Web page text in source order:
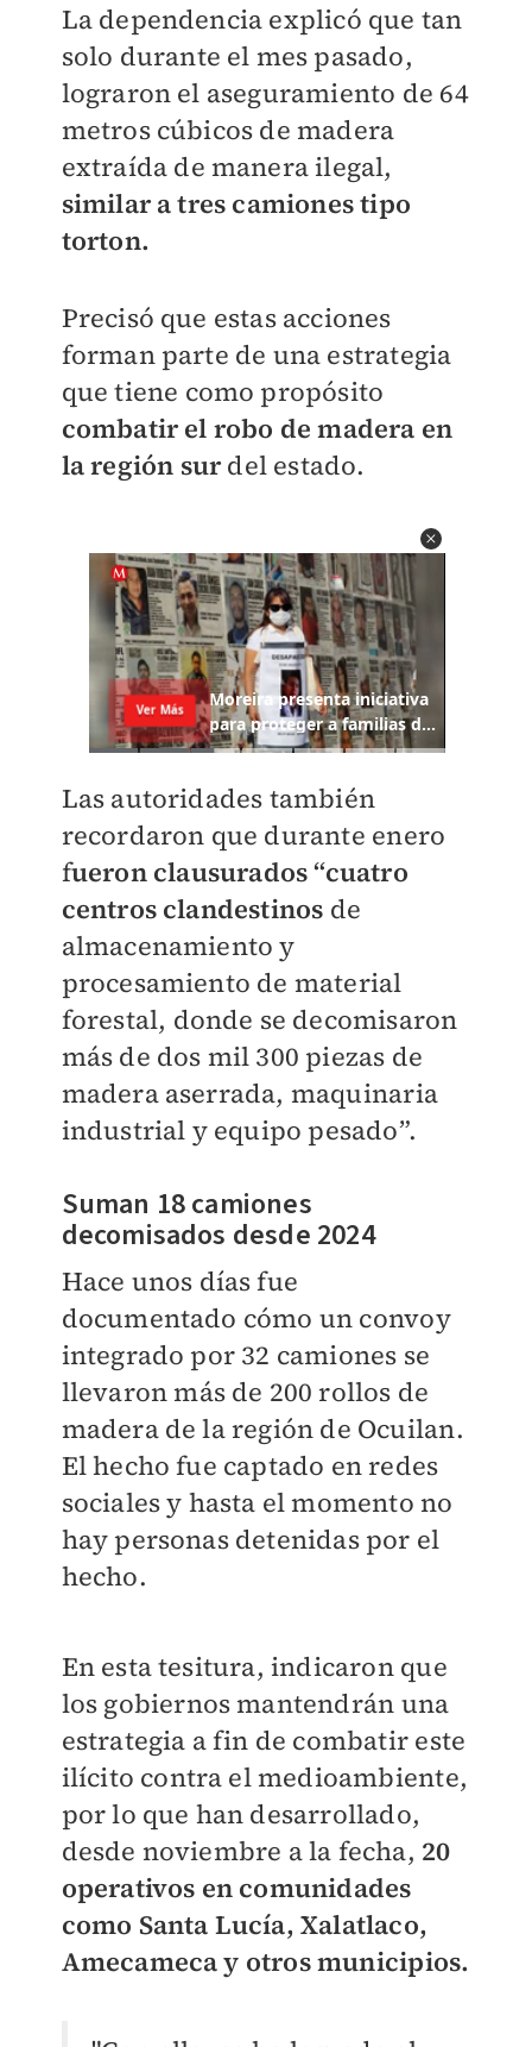
La dependencia explicó que tan
solo durante el mes pasado,
lograron el aseguramiento de 64
metros cúbicos de madera
extraída de manera ilegal,
similar a tres camiones tipo
torton.
Precisó que estas acciones
forman parte de una estrategia
que tiene como propósito
combatir el robo de madera en
la región surdel estado.
Las autoridades también
recordaron que durante enero
fueron clausurados “cuatro
centros clandestinos de
almacenamiento y
procesamiento de material
forestal, donde se decomisaron
más de dos mil 300 piezas de
madera aserrada, maquinaria
industrial y equipo pesado”.
Suman 18 camiones
decomisados desde 2024
Hace unos días fue
documentado cómo un convoy
integrado por 32 camiones se
llevaron más de 200 rollos de
madera de la región de Ocuilan.
El hecho fue captado en redes
sociales y hasta el momento no
hay personas detenidas por el
hecho.
En esta tesitura, indicaron que
los gobiernos mantendrán una
estrategia a fin de combatir este
ilícito contra el medioambiente,
por lo que han desarrollado,
desde noviembre a la fecha, 20
operativos en comunidades
como Santa Lucía, Xalatlaco,
Amecameca y otros municipios.